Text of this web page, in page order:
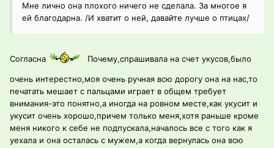
Мне лично она плохого ничего не сделала. За многое я
ей благодарна. /И хватит о ней, давайте лучше о птицах/
Согласна Почему,спрашивала на счет укусов,было
очень интерестно,моя очень ручная всю дорогу она на нас,то
печатать мешает с пальцами играет в общем требует
внимания-это понятно,а иногда на ровном месте,как укусит и
укусит очень хорошо,причем только меня,хотя раньше кроме
меня никого к себе не подпускала,началось все с того как я
уехала и она осталась с мужем,а когда вернулась она всю